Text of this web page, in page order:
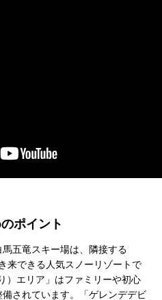
ポイント
五竜スキー場は、隣接する
来できる人気スノーリゾートで
）エリア」はファミリーや初心
されています。「ゲレンデデビ